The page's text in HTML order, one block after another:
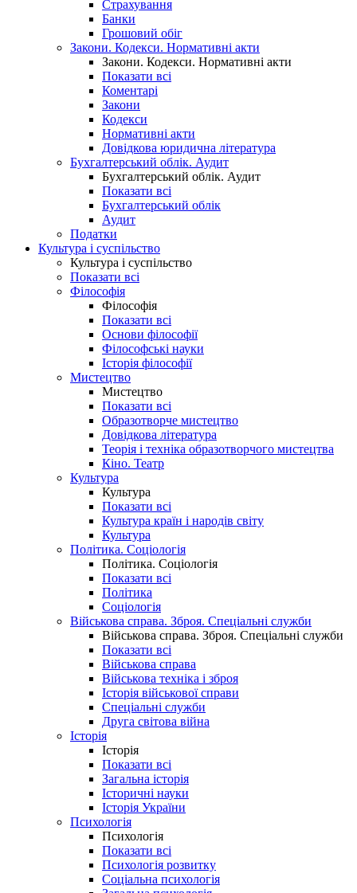
Страхування
Банки
Грошовий обіг
Закони. Кодекси. Нормативні акти
Закони. Кодекси. Нормативні акти
Показати всі
Коментарі
Закони
Кодекси
Нормативні акти
Довідкова юридична література
Бухгалтерський облік. Аудит
Бухгалтерський облік. Аудит
Показати всі
Бухгалтерський облік
Аудит
Податки
Культура і суспільство
Культура і суспільство
Показати всі
Філософія
Філософія
Показати всі
Основи філософії
Філософські науки
Історія філософії
Мистецтво
Мистецтво
Показати всі
Образотворче мистецтво
Довідкова література
Теорія і техніка образотворчого мистецтва
Кіно. Театр
Культура
Культура
Показати всі
Культура країн і народів світу
Культура
Політика. Соціологія
Політика. Соціологія
Показати всі
Політика
Соціологія
Військова справа. Зброя. Спеціальні служби
Військова справа. Зброя. Спеціальні служби
Показати всі
Військова справа
Військова техніка і зброя
Історія військової справи
Спеціальні служби
Друга світова війна
Історія
Історія
Показати всі
Загальна історія
Історичні науки
Історія України
Психологія
Психологія
Показати всі
Психологія розвитку
Соціальна психологія